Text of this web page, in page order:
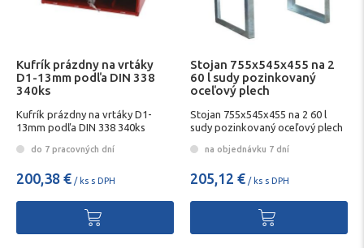
Kufrík prázdny na vrtáky
D1-13mm podľa DIN 338
340ks
Kufrík prázdny na vrtáky D1-
13mm podľa DIN 338 340ks
do 7 pracovných dní
200,38 € / ks s DPH
Stojan 755x545x455 na 2
60 l sudy pozinkovaný
oceľový plech
Stojan 755x545x455 na 2 60 l
sudy pozinkovaný oceľový plech
na objednávku 7 dní
205,12 € / ks s DPH